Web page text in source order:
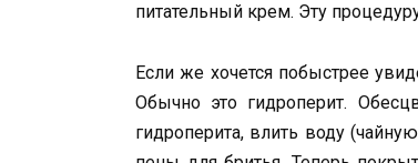
питательный крем. Эту
Если же хочется побыстрее
Обычно это гидроперит.
гидроперита, влить воду